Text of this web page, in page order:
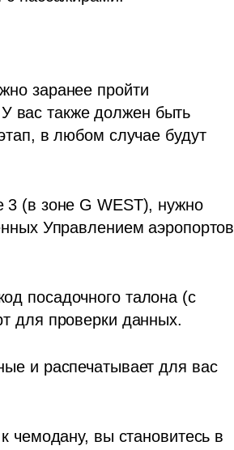
заранее пройти
вас также должен быть
в любом случае будут
3 (в зоне G WEST), нужно
Управлением аэропортов
посадочного талона (с
для проверки данных.
и распечатывает для вас
чемодану, вы становитесь в